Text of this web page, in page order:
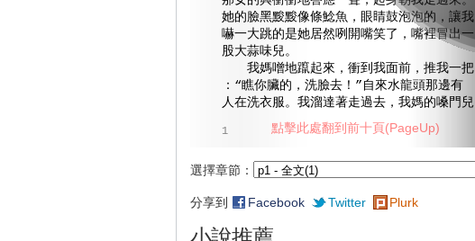
她的臉黑黢黢像條鯰魚，眼睛鼓泡泡的，讓我
嚇一大跳的是她居然咧開嘴笑了，嘴裡冒出一
股大蒜味兒。
我媽噌地躥起來，衝到我面前，推我一把
：“瞧你臟的，洗臉去！”自來水龍頭那邊有
人在洗衣服。我溜達著走過去，我媽的嗓門兒
1
選擇章節：
分享到 Facebook Twitter Plurk
點擊此處翻到前十頁(PageUp)